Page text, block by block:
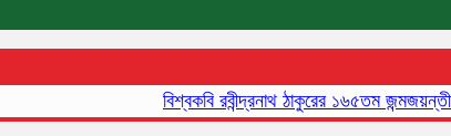
বিশ্বকবি রবীন্দ্রনাথ ঠাকুরের ১৬৫তম জন্মজয়ন্তী আজ